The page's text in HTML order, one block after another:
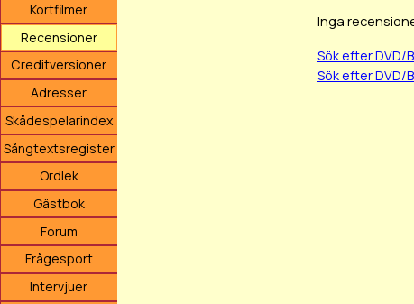
Kortfilmer
Recensioner
Creditversioner
Adresser
Skådespelarindex
Sångtextsregister
Ordlek
Gästbok
Forum
Frågesport
Intervjuer
Inga
Sök efter DVD/
Sök efter DVD/